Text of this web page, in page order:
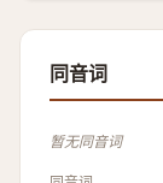
同音词
暂无同音词